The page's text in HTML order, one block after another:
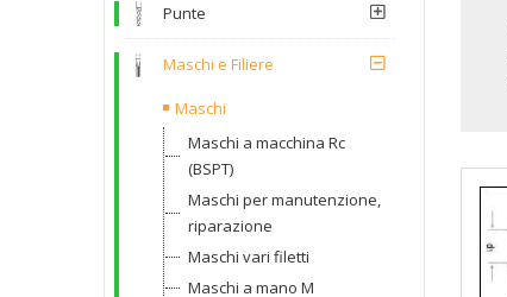
Punte
Maschi e Filiere
Maschi
Maschi a macchina Rc
(BSPT)
Maschi per manutenzione,
riparazione
Maschi vari filetti
Maschi a mano M